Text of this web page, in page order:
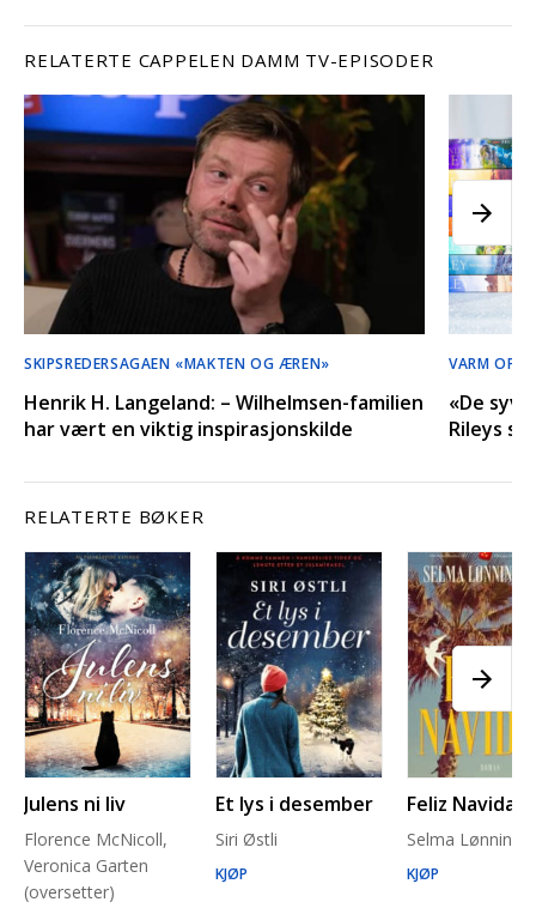
RELATERTE CAPPELEN DAMM TV-EPISODER
SKIPSREDERSAGAEN «MAKTEN OG ÆREN»
Henrik H. Langeland: – Wilhelmsen-familien
har vært en viktig inspirasjonskilde
VARM OPP
«De syv
Rileys
RELATERTE BØKER
Julens ni liv
Florence McNicoll,
Veronica Garten
(oversetter)
Et lys i desember
Siri Østli
KJØP
Feliz Navidad
Selma Lønning
KJØP